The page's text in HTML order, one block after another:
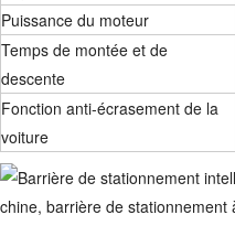
Puissance du moteur
Temps de montée et de
descente
Fonction anti-écrasement de la
voiture